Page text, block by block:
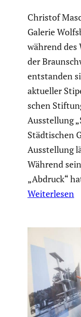
Christof
Galerie
während des
der
entstanden
aktueller
schen
Ausstel­lung
Städti­schen
Ausstel­lung
Während
„Abdruck“
Weiterlesen